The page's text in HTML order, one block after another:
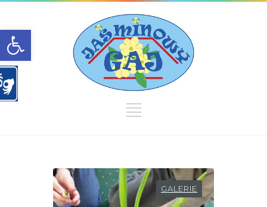
Open toolbar
GALERIE